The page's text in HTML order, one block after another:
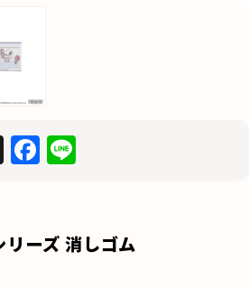
X F
e
b
Li
ーズ 消しゴム